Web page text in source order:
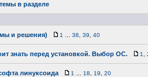
в разделе
и решения) 1 38 39 40
знать перед установкой. Выбор ОС. 1
линуксоида 1 18 19 20